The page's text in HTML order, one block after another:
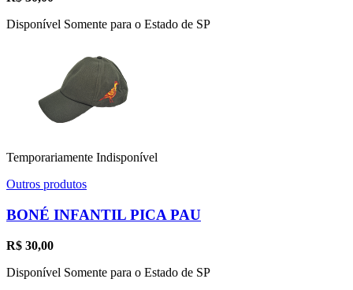
Disponível Somente para o Estado de SP
Temporariamente Indisponível
Outros produtos
BONÉ INFANTIL PICA PAU
R$ 30,00
Disponível Somente para o Estado de SP